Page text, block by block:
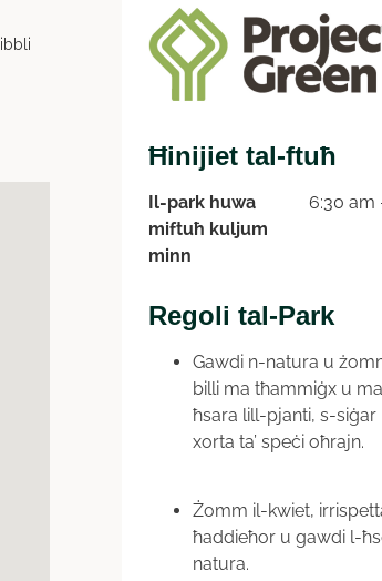
Ħinijiet tal-ftuħ
Il-park huwa
miftuħ kuljum
minn
6:30 am
Regoli tal-Park
Gawdi n-natura u
billi ma tħammiġx u
ħsara lill-pjanti, s-siġar
xorta ta’ speċi oħrajn.
Żomm il-kwiet,
ħaddieħor u gawdi l-
natura.